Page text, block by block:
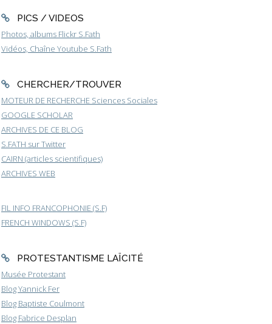
PICS / VIDEOS
Photos, albums Flickr S.Fath
Vidéos, Chaîne Youtube S.Fath
CHERCHER/TROUVER
MOTEUR DE RECHERCHE Sciences Sociales
GOOGLE SCHOLAR
ARCHIVES DE CE BLOG
S.FATH sur Twitter
CAIRN (articles scientifiques)
ARCHIVES WEB
FIL INFO FRANCOPHONIE (S.F)
FRENCH WINDOWS (S.F)
PROTESTANTISME LAÏCITÉ
Musée Protestant
Blog Yannick Fer
Blog Baptiste Coulmont
Blog Fabrice Desplan